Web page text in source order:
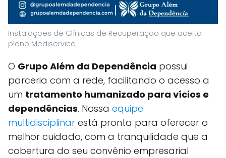
Instalações de Clínicas de Recuperação que aceita
plano Mediservice
O Grupo Além da Dependência possui
parceria com a rede, facilitando o acesso a
um tratamento humanizado para vícios e
dependências. Nossa equipe
multidisciplinar está pronta para oferecer o
melhor cuidado, com a tranquilidade que a
cobertura do seu convênio empresarial